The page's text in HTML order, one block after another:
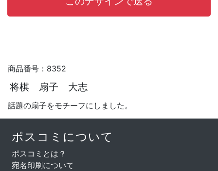
商品番号：8352
将棋 扇子 大志
話題の扇子をモチーフにしました。
ポスコミについて
ポスコミとは？
宛名印刷について